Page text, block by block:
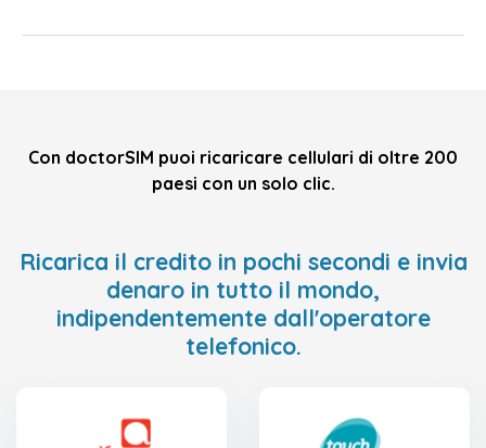
Con doctorSIM puoi ricaricare cellulari di oltre 200
paesi con un solo clic.
Ricarica il credito in pochi secondi e invia
denaro in tutto il mondo,
indipendentemente dall'operatore
telefonico.